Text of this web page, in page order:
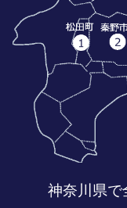
神奈川県で